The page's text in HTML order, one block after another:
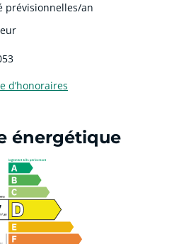
prévisionnelles/an
d’honoraires
énergétique